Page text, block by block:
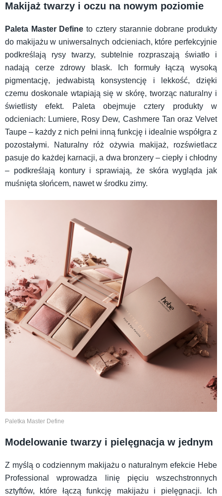
Makijaż twarzy i oczu na nowym poziomie
Paleta Master Define to cztery starannie dobrane produkty
do makijażu w uniwersalnych odcieniach, które perfekcyjnie
podkreślają rysy twarzy, subtelnie rozpraszają światło i
nadają cerze zdrowy blask. Ich formuły łączą wysoką
pigmentację, jedwabistą konsystencję i lekkość, dzięki
czemu doskonale wtapiają się w skórę, tworząc naturalny i
świetlisty efekt. Paleta obejmuje cztery produkty w
odcieniach: Lumiere, Rosy Dew, Cashmere Tan oraz Velvet
Taupe – każdy z nich pełni inną funkcję i idealnie współgra z
pozostałymi. Naturalny róż ożywia makijaż, rozświetlacz
pasuje do każdej karnacji, a dwa bronzery – ciepły i chłodny
– podkreślają kontury i sprawiają, że skóra wygląda jak
muśnięta słońcem, nawet w środku zimy.
Paletka Master Define
Modelowanie twarzy i pielęgnacja w jednym
Z myślą o codziennym makijażu o naturalnym efekcie Hebe
Professional wprowadza linię pięciu wszechstronnych
sztyftów, które łączą funkcję makijażu i pielęgnacji. Ich